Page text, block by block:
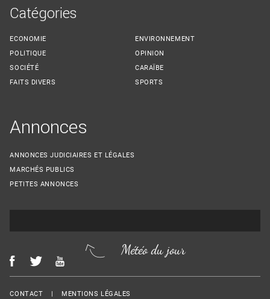
Catégories
ECONOMIE
POLITIQUE
SOCIÉTÉ
FAITS DIVERS
ENVIRONNEMENT
OPINION
CARAÏBE
SPORTS
Annonces
ANNONCES JUDICIAIRES ET LÉGALES
MARCHÉS PUBLICS
PETITES ANNONCES
Météo du jour
Menu Footer
CONTACT MENTIONS LÉGALES